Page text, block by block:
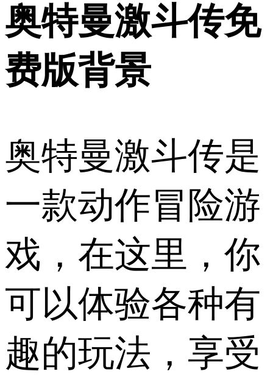
奥特曼激斗传免
费版背景
奥特曼激斗传是
一款动作冒险游
戏，在这里，你
可以体验各种有
趣的玩法，享受